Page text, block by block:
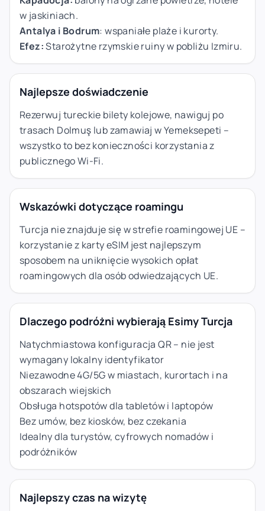
w jaskiniach.
Antalya i Bodrum: wspaniałe plaże i kurorty.
Efez:Starożytne rzymskie ruiny w pobliżu Izmiru.
Najlepsze doświadczenie
Rezerwuj tureckie bilety kolejowe, nawiguj po
trasach Dolmuş lub zamawiaj w Yemeksepeti –
wszystko to bez konieczności korzystania z
publicznego Wi-Fi.
Wskazówki dotyczące roamingu
Turcja nie znajduje się w strefie roamingowej UE –
korzystanie z karty eSIM jest najlepszym
sposobem na uniknięcie wysokich opłat
roamingowych dla osób odwiedzających UE.
Dlaczego podróżni wybierają Esimy Turcja
Natychmiastowa konfiguracja QR – nie jest
wymagany lokalny identyfikator
Niezawodne 4G/5G w miastach, kurortach i na
obszarach wiejskich
Obsługa hotspotów dla tabletów i laptopów
Bez umów, bez kiosków, bez czekania
Idealny dla turystów, cyfrowych nomadów i
podróżników
Najlepszy czas na wizytę